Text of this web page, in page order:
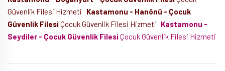
Güvenlik Filesi Hizmeti
Kastamonu - Hanönü - Çocuk
Güvenlik FilesiÇocuk Güvenlik Filesi Hizmeti
Kastamonu -
Seydiler - Çocuk Güvenlik FilesiÇocuk Güvenlik Filesi Hizmeti